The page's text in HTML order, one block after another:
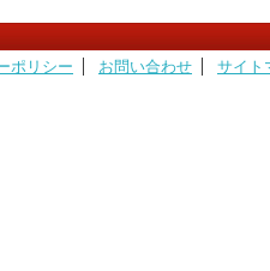
ポリシー お問い合わせ サイト